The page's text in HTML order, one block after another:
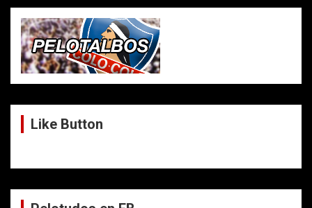
Like Button